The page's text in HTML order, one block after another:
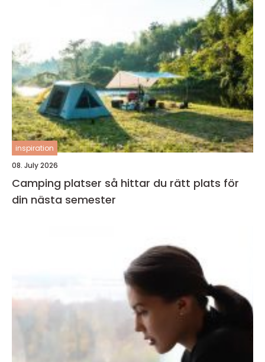
inspiration
08. July 2026
Camping platser så hittar du rätt plats för
din nästa semester